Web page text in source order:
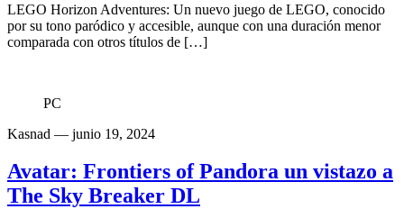
LEGO Horizon Adventures: Un nuevo juego de LEGO, conocido
por su tono paródico y accesible, aunque con una duración menor
comparada con otros títulos de […]
PC
Kasnad — junio 19, 2024
Avatar: Frontiers of Pandora un vistazo a
The Sky Breaker DL